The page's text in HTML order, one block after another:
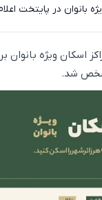
بانوان در پایتخت
اسکان ویژه
شد.